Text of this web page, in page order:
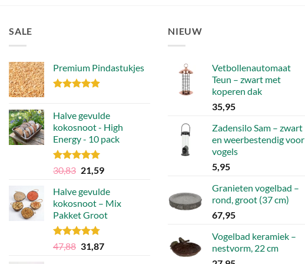
SALE
Premium Pindastukjes
Halve gevulde
kokosnoot - High
Energy - 10 pack
Gewaardeerd
4.92
uit 5
30,83 Oorspronkelijke
was:
30,83.
21,59Huidige
is:
21,59.
Halve gevulde
kokosnoot – Mix
Pakket Groot
Gewaardeerd
4.75
uit 5
47,88 Oorspronkelijke
31,87Huidige
NIEUW
Vetbollenautomaat
Teun – zwart met
koperen dak
35,95
Zadensilo Sam – zwart
en weerbestendig voor
vogels
5,95
Granieten vogelbad –
rond, groot (37 cm)
67,95
Vogelbad keramiek –
nestvorm, 22 cm